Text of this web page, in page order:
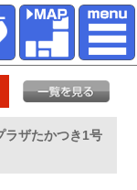
ラザたかつき1号